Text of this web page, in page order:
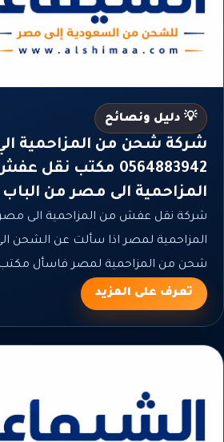
💡 دليل ونصائح
شركة شحن من المزاحمية
0564883942 مكتب نقل
المزاحمية الى مصر من الباب
شركة نقل عفش من المزاحمية الى
المزاحمية لمصر اذا سألت عن الشحن
شحن من المزاحمية لمصر فاسأل
تعرف على المزيد